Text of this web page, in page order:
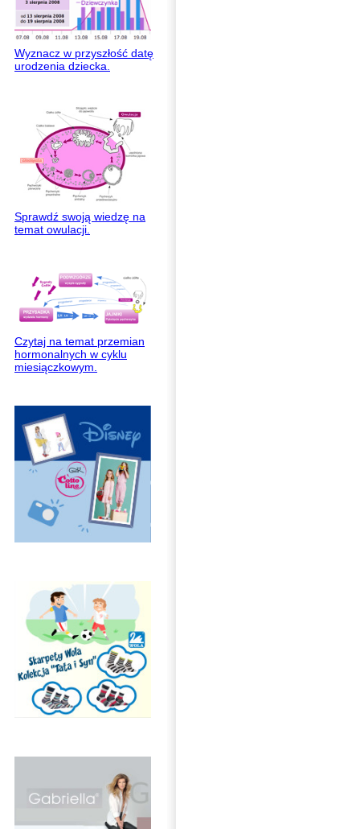
Wyznacz w przyszłość datę
urodzenia dziecka.
Sprawdź swoją wiedzę na
temat owulacji.
Czytaj na temat przemian
hormonalnych w cyklu
miesiączkowym.